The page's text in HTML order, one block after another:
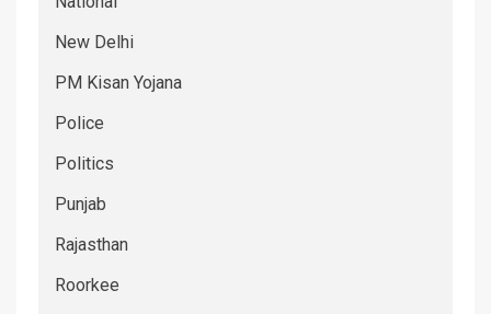
New Delhi
PM Kisan Yojana
Police
Politics
Punjab
Rajasthan
Roorkee